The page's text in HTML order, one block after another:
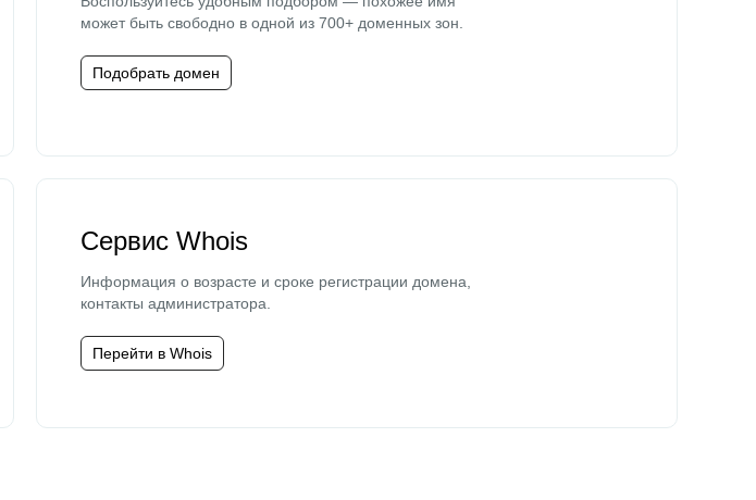
может быть свободно в одной из 700+ доменных зон.
Подобрать домен
Сервис Whois
Информация о возрасте и сроке регистрации домена,
контакты администратора.
Перейти в Whois